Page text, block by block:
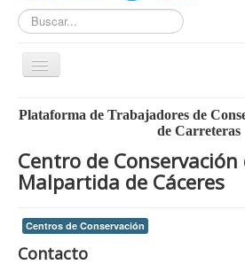
Buscar...
Cambiar
navegación
Home
Centros de Conservación
Empleo
Enlaces Externos
Archivo
Plataforma de Trabajadores de
de Carreteras
Centro de
Malpartida de Cáceres
Centros de Conservación
Contacto